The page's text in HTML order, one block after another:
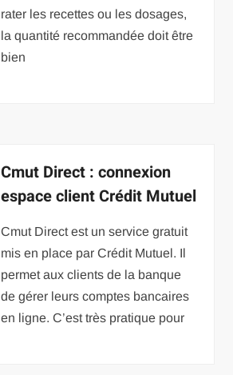
rater les recettes ou les dosages,
la quantité recommandée doit être
bien
Cmut Direct : connexion
espace client Crédit Mutuel
Cmut Direct est un service gratuit
mis en place par Crédit Mutuel. Il
permet aux clients de la banque
de gérer leurs comptes bancaires
en ligne. C’est très pratique pour